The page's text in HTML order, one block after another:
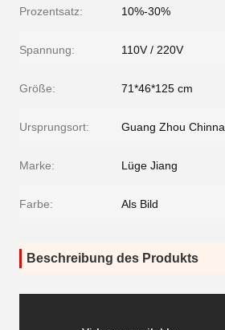
Prozentsatz: 10%-30%
Spannung: 110V / 220V
Größe: 71*46*125 cm
Ursprungsort: Guang Zhou Chinna
Marke: Lüge Jiang
Farbe: Als Bild
Beschreibung des Produkts